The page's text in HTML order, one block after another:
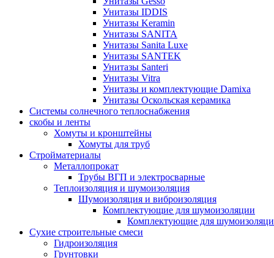
Унитазы IDDIS
Унитазы Keramin
Унитазы SANITA
Унитазы Sanita Luxe
Унитазы SANTEK
Унитазы Santeri
Унитазы Vitra
Унитазы и комплектующие Damixa
Унитазы Оскольская керамика
Системы солнечного теплоснабжения
скобы и ленты
Хомуты и кронштейны
Хомуты для труб
Стройматериалы
Металлопрокат
Трубы ВГП и электросварные
Теплоизоляция и шумоизоляция
Шумоизоляция и виброизоляция
Комплектующие для шумоизоляции
Комплектующие для
Сухие строительные смеси
Гидроизоляция
Грунтовки